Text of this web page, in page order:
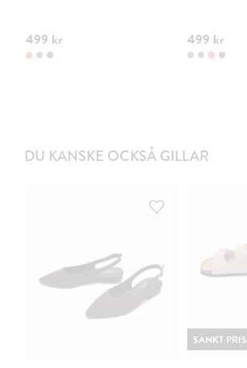
499 kr 499 kr
DU KANSKE OCKSÅ GILLAR
SÄNKT PRIS